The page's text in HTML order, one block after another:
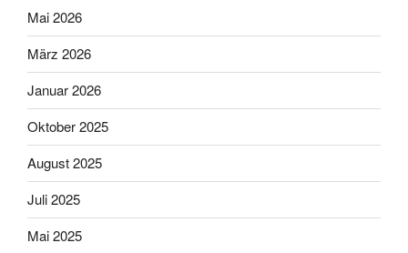
Mai 2026
März 2026
Januar 2026
Oktober 2025
August 2025
Juli 2025
Mai 2025